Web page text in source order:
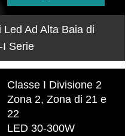
Ad Alta Baia di
I Serie
Classe I Divisione 2
Zona 2, Zona di 21 e
22
LED 30-300W